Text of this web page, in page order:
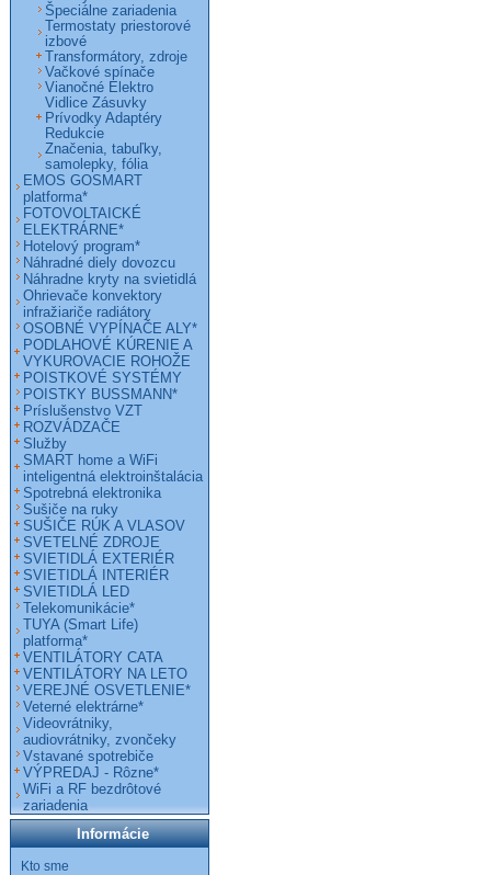
Špeciálne zariadenia
Termostaty priestorové
izbové
Transformátory, zdroje
Vačkové spínače
Vianočné Elektro
Vidlice Zásuvky
Prívodky Adaptéry
Redukcie
Značenia, tabuľky,
samolepky, fólia
EMOS GOSMART
platforma*
FOTOVOLTAICKÉ
ELEKTRÁRNE*
Hotelový program*
Náhradné diely dovozcu
Náhradne kryty na svietidlá
Ohrievače konvektory
infražiariče radiátory
OSOBNÉ VYPÍNAČE ALY*
PODLAHOVÉ KÚRENIE A
VYKUROVACIE ROHOŽE
POISTKOVÉ SYSTÉMY
POISTKY BUSSMANN*
Príslušenstvo VZT
ROZVÁDZAČE
Služby
SMART home a WiFi
inteligentná elektroinštalácia
Spotrebná elektronika
Sušiče na ruky
SUŠIČE RÚK A VLASOV
SVETELNÉ ZDROJE
SVIETIDLÁ EXTERIÉR
SVIETIDLÁ INTERIÉR
SVIETIDLÁ LED
Telekomunikácie*
TUYA (Smart Life)
platforma*
VENTILÁTORY CATA
VENTILÁTORY NA LETO
VEREJNÉ OSVETLENIE*
Veterné elektrárne*
Videovrátniky,
audiovrátniky, zvončeky
Vstavané spotrebiče
VÝPREDAJ - Rôzne*
WiFi a RF bezdrôtové
zariadenia
Informácie
Kto sme